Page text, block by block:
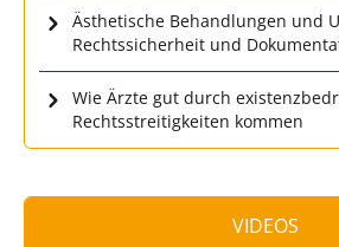
Ästhetische Behandlungen und
Rechtssicherheit und
Wie Ärzte gut durch
Rechtsstreitigkeiten kommen
VIDEOS